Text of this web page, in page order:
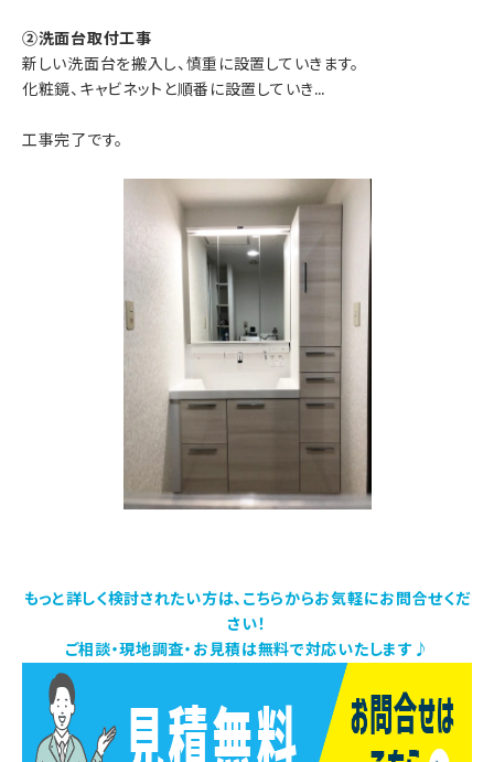
②洗面台取付工事
新しい洗面台を搬入し、慎重に設置していきます。
化粧鏡、キャビネットと順番に設置していき…
工事完了です。
もっと詳しく検討されたい方は、こちらからお気軽にお問合せくだ
さい！
ご相談・現地調査・お見積は無料で対応いたします♪